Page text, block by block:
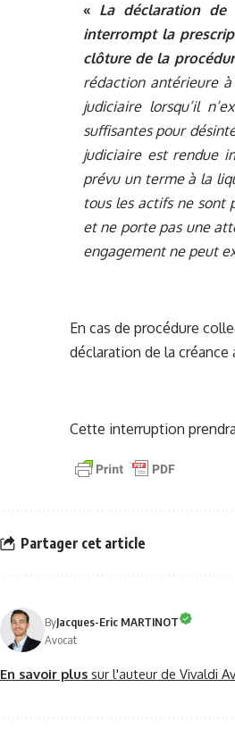
« La déclaration de
interrompt la
clôture de la
rédaction antérieure
judiciaire lorsqu’il
suffisantes pour
judiciaire est rendue
prévu un terme à la
tous les actifs ne sont
et ne porte pas une
engagement ne peut
En cas de procédure
déclaration de la créance
Cette interruption
Partager cet article
ByJacques-Eric MARTINOT
Avocat
En savoir plus sur l'auteur de Vivaldi